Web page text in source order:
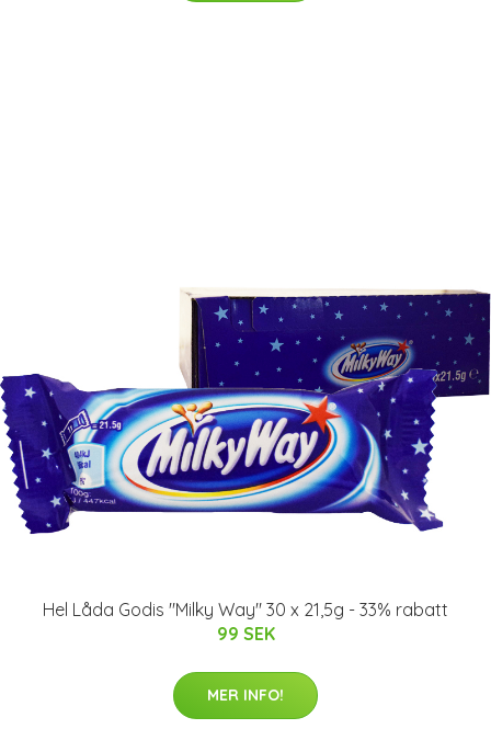
Hel Låda Godis "Milky Way" 30 x 21,5g - 33% rabatt
99 SEK
MER INFO!